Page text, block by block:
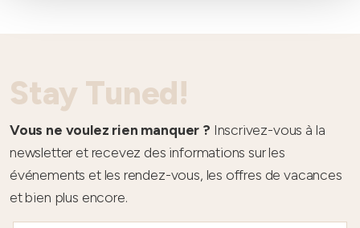
Stay Tuned!
Vous ne voulez rien manquer ? Inscrivez-vous à la
newsletter et recevez des informations sur les
événements et les rendez-vous, les offres de vacances
et bien plus encore.